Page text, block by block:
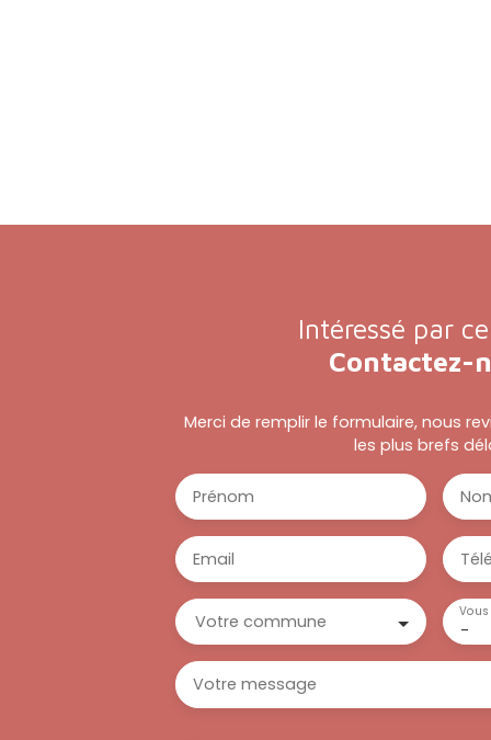
Intéressé par
Contactez-
Merci de remplir le formulaire, nous
les plus brefs
Prénom
Email
Votre commune -
Vous
Votre message